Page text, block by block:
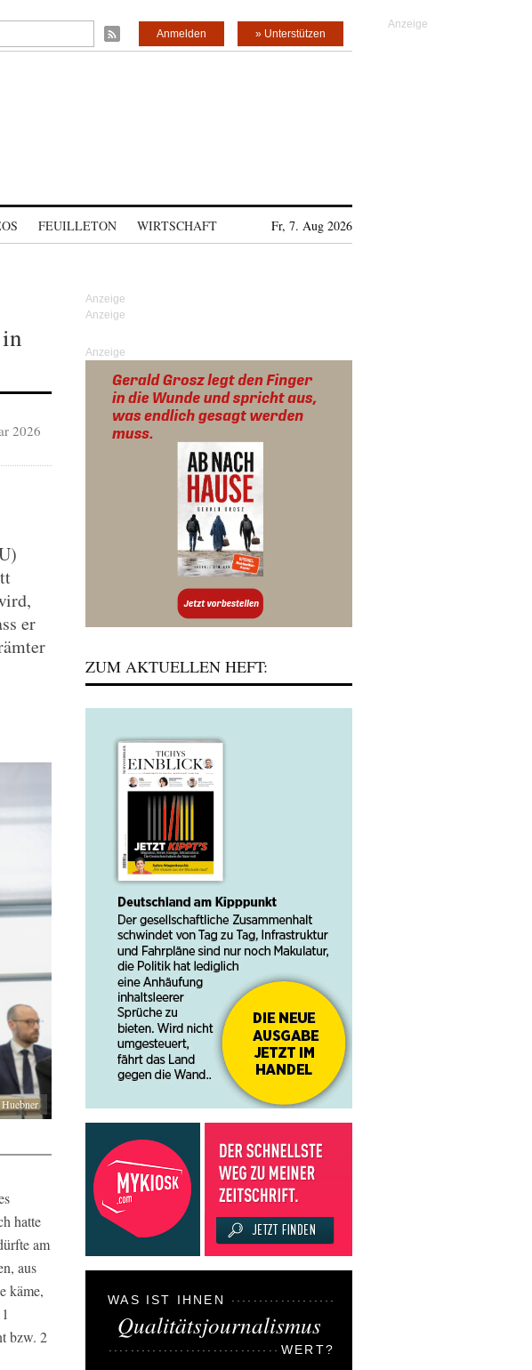
» Unterstützen
Anmelden
FEUILLETON WIRTSCHAFT Fr, 7. Aug 2026
2026
er
hatte
am
aus
käme,
bzw. 2
Anzeige
ZUM AKTUELLEN HEFT:
WAS IST IHNEN
Qualitätsjournalismus
WERT?